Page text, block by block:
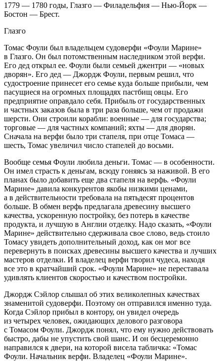
1779 — 1780 годы, Глазго — Филадельфия — Нью-Йорк —
Бостон — Брест.
Глазго
Томас Фоули был владельцем судоверфи «Фоули Марине»
в Глазго. Он был потомственным наследником этой верфи.
Его дед открыл ее. Фоули были семьей джентри — «новых
дворян». Его дед — Джордж Фоули, первым решил, что
судостроение принесет его семье куда больше прибыли, чем
пасущиеся на огромных площадях пастбищ овцы. Его
предприятие оправдало себя. Прибыль от государственных
и частных заказов была в три раза больше, чем от продажи
шерсти. Они строили корабли: военные — для государства;
торговые — для частных компаний; яхты — для дворян.
Сначала на верфи было три стапеля, при отце Томаса —
шесть, Томас увеличил число стапелей до восьми.
Вообще семья Фоули любила деньги. Томас — в особенности.
Он имел страсть к деньгам, всюду гоняясь за наживой. В его
планах было добавить еще два стапеля на верфь. «Фоули
Марине» давила конкурентов якобы низкими ценами,
а в действительности требовала на пятьдесят процентов
больше. В обмен верфь предлагала древесину высшего
качества, ускоренную постройку, без потерь в качестве
продукта, и лучшую в Англии отделку. Надо сказать, «Фоули
Марине» действительно сдерживала свое слово, ведь стоило
Томасу увидеть дополнительный доход, как он мог все
перевернуть в поисках древесины высшего качества и лучших
мастеров отделки. И владелец верфи творил чудеса, находя
все это в кратчайший срок. «Фоули Марине» не переставала
удивлять клиентов скоростью и качеством постройки.
Джордж Сэйлор слышал об этих великолепных качествах
знаменитой судоверфи. Поэтому он отправился именно туда.
Когда Сэйлор прибыл в контору, он увидел очередь
из четырех человек, ожидающих делового разговора
с Томасом Фоули. Джордж понял, что ему нужно действовать
быстро, дабы не упустить свой шанс. И он бесцеремонно
направился к двери, на которой висела табличка: «Томас
Фоули. Начальник верфи. Владелец «Фоули Марине».